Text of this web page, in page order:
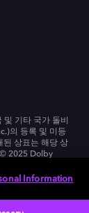
기타 국가 돌비
의 등록 및 미등
된 상표는 해당 상
© 2025 Dolby
Information